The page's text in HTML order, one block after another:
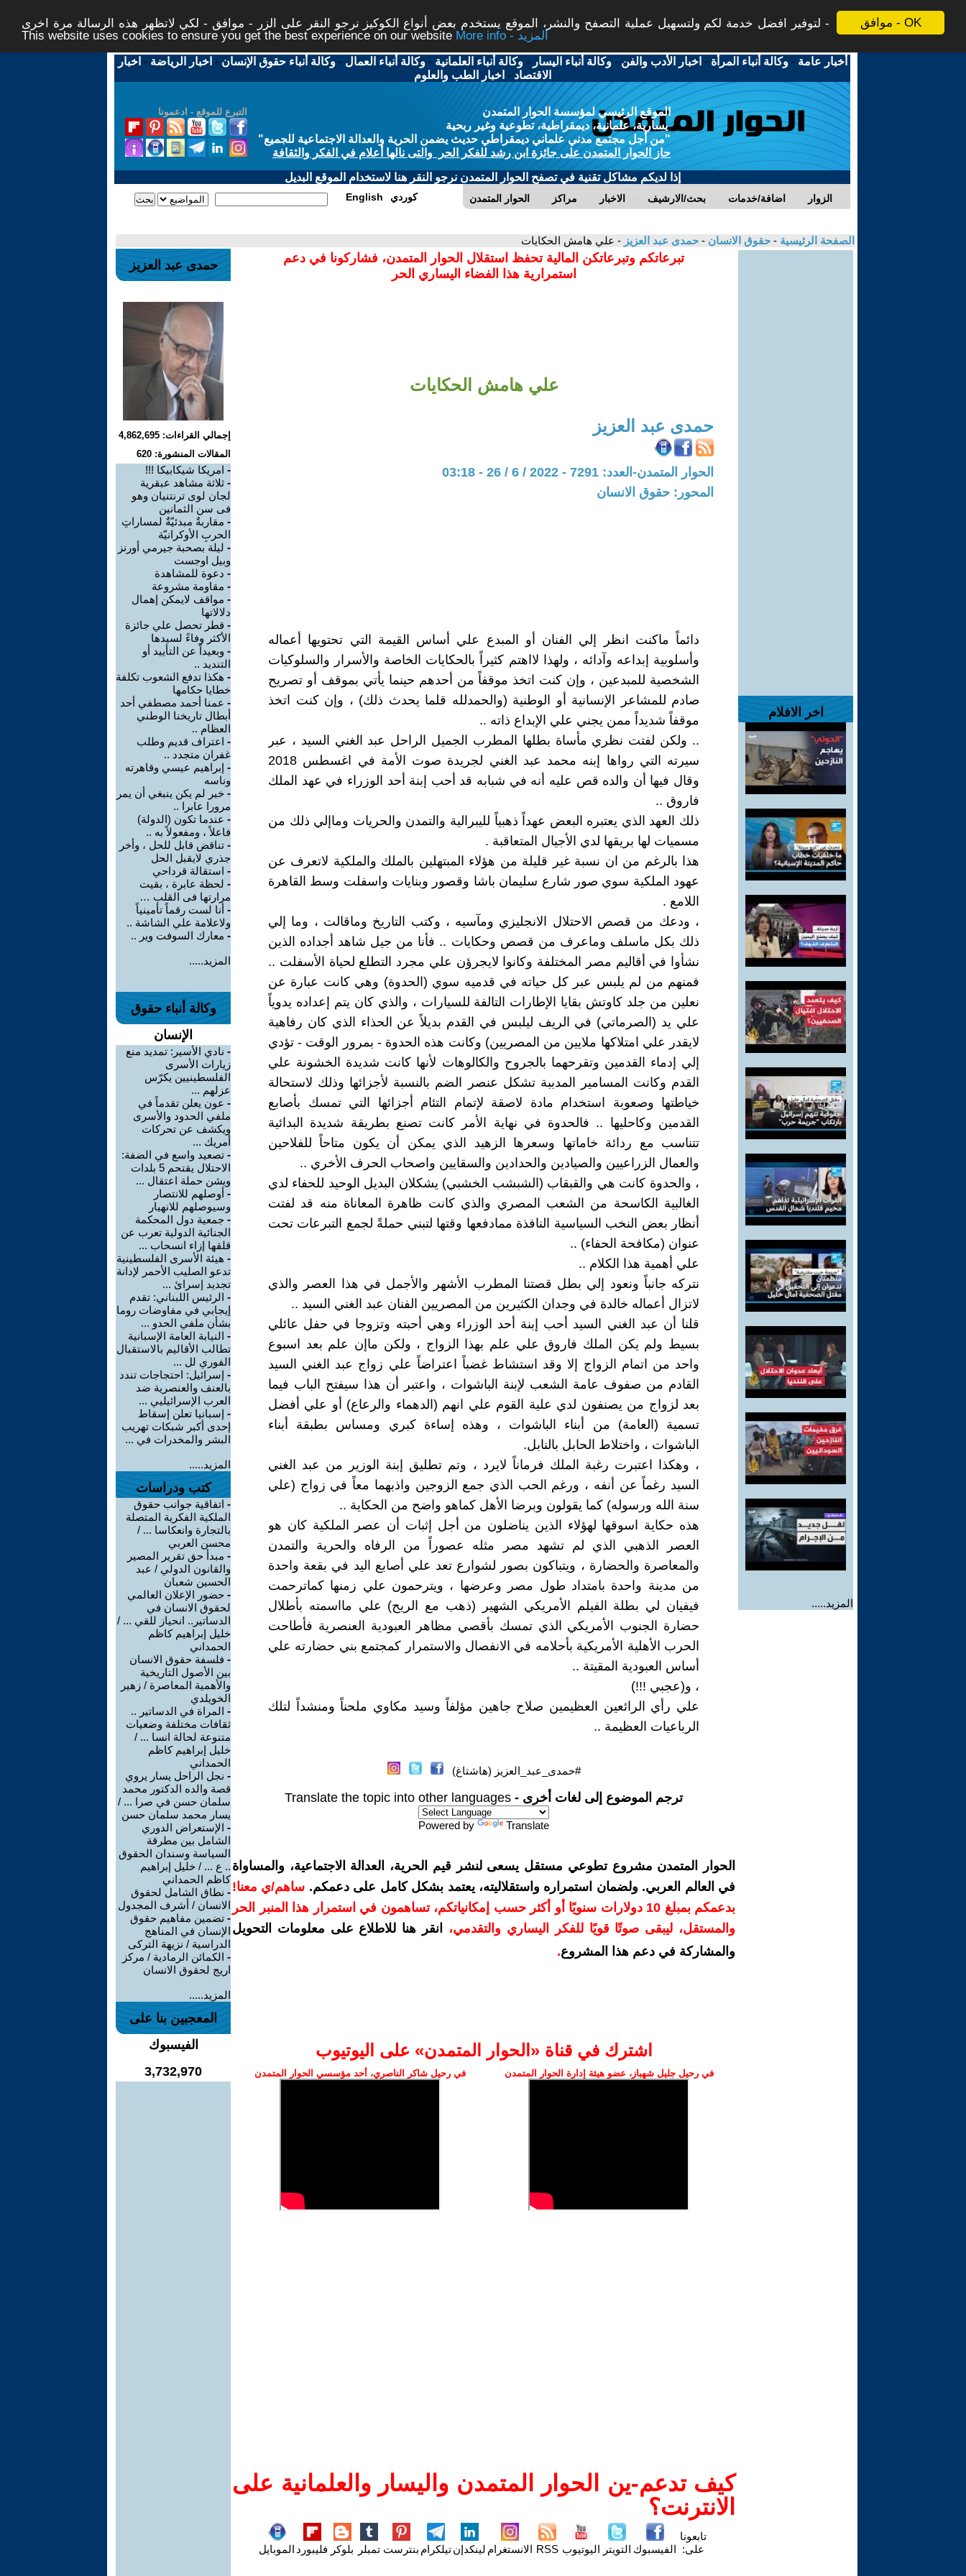
موافق - OK
لتوفير افضل خدمة لكم ولتسهيل عملية التصفح والنشر، الموقع يستخدم بعض أنواع الكوكيز نرجو النقر على الزر - موافق - لكي لاتظهر هذه الرسالة مرة اخرى -
This website uses cookies to ensure you get the best experience on our website
More info - المزيد
أخبار عامة -وكالة أنباء المرأة - اخبار الأدب والفن -وكالة أنباء اليسار -وكالة أنباء العلمانية -وكالة أنباء العمال -وكالة أنباء حقوق الإنسان - اخبار الرياضة - اخبار
الاقتصاد - اخبار الطب والعلوم
التبرع للموقع - ادعمونا
الموقع الرئيسي لمؤسسة الحوار المتمدن
يسارية، علمانية، ديمقراطية، تطوعية وغير ربحية
"من أجل مجتمع مدني علماني ديمقراطي حديث يضمن الحرية والعدالة الاجتماعية للجميع"
حاز الحوار المتمدن على جائزة ابن رشد للفكر الحر والتى نالها أعلام في الفكر والثقافة
إذا لديكم مشاكل تقنية في تصفح الحوار المتمدن نرجو النقر هنا لاستخدام الموقع البديل
الحوار المتمدن مراكز الاخبار بحث/الارشيف اضافة/خدمات الزوار English كوردي
الصفحة الرئيسية - حقوق الانسان - حمدى عبد العزيز - علي هامش الحكايات
اخر الافلام
المزيد.....
تبرعاتكم وتبرعاتكن المالية تحفظ استقلال الحوار المتمدن، فشاركونا في دعم
استمرارية هذا الفضاء اليساري الحر
علي هامش الحكايات
حمدى عبد العزيز
الحوار المتمدن-العدد: 7291 - 2022 / 6 / 26 - 03:18
المحور: حقوق الانسان
دائماً ماكنت انظر إلي الفنان أو المبدع علي أساس القيمة التي تحتويها أعماله
وأسلوبية إبداعه وآدائه ، ولهذا لااهتم كثيراً بالحكايات الخاصة والأسرار والسلوكيات
الشخصية للمبدعين ، وإن كنت اتخذ موقفاً من أحدهم حينما يأتي بموقف أو تصريح
صادم للمشاعر الإنسانية أو الوطنية (والحمدلله قلما يحدث ذلك) ، وإن كنت اتخذ
موقفاً شديداً ممن يجني علي الإبداع ذاته ..
.. ولكن لفتت نظري مأساة بطلها المطرب الجميل الراحل عبد الغني السيد ، عبر
سيرته التي رواها إبنه محمد عبد الغني لجريدة صوت الأمة في اغسطس 2018
وقال فيها أن والده قص عليه أنه في شبابه قد أحب إبنة أحد الوزراء في عهد الملك
فاروق ..
ذلك العهد الذي يعتبره البعض عهداً ذهبياً لليبرالية والتمدن والحريات وماإلي ذلك من
مسميات لها بريقها لدي الأجيال المتعاقبة .
هذا بالرغم من ان نسبة غير قليلة من هؤلاء المبتهلين بالملك والملكية لاتعرف عن
عهود الملكية سوي صور شارع سليمان باشا وقصور وبنايات واسفلت وسط القاهرة
اللامع .
، ودعك من قصص الاحتلال الانجليزي ومآسيه ، وكتب التاريخ وماقالت ، وما إلي
ذلك بكل ماسلف وماعرف من قصص وحكايات .. فأنا من جيل شاهد أجداده الذين
نشأوا في أقاليم مصر المختلفة وكانوا لايجرؤن علي مجرد التطلع لحياة الأسفلت ..
فمنهم من لم يلبس عبر كل حياته في قدميه سوي (الحدوة) وهي كانت عبارة عن
نعلين من جلد كاوتش بقايا الإطارات التالفة للسيارات ، والذي كان يتم إعداده يدوياً
علي يد (الصرماتي) في الريف ليلبس في القدم بديلاً عن الحذاء الذي كان رفاهية
لايقدر علي امتلاكها ملايين من المصريين) وكانت هذه الحدوة - بمرور الوقت - تؤدي
إلي إدماء القدمين وتقرحهما بالجروح والكالوهات لأنها كانت شديدة الخشونة علي
القدم وكانت المسامير المدببة تشكل عنصر الضم بالنسبة لأجزائها وذلك لاستحالة
خياطتها وصعوبة استخدام مادة لاصقة لإتمام التئام أجزائها التي تمسك بأصابع
القدمين وكاحليها .. فالحدوة في نهاية الأمر كانت تصنع بطريقة شديدة البدائية
تتناسب مع ردائة خاماتها وسعرها الزهيد الذي يمكن أن يكون متاحاً للفلاحين
والعمال الزراعيين والصيادين والحدادين والسقايين واصحاب الحرف الأخري ..
، والحدوة كانت هي والقبقاب (الشبشب الخشبي) يشكلان البديل الوحيد للحفاء لدي
الغالبية الكاسحة من الشعب المصري والذي كانت ظاهرة المعاناة منه قد لفتت
أنظار بعض النخب السياسية النافذة ممادفعها وقتها لتبني حملةً لجمع التبرعات تحت
عنوان (مكافحة الحفاء) ..
علي أهمية هذا الكلام ..
نتركه جانباً ونعود إلي بطل قصتنا المطرب الأشهر والأجمل في هذا العصر والذي
لاتزال أعماله خالدة في وجدان الكثيرين من المصريين الفنان عبد الغني السيد ..
قلنا أن عبد الغني السيد أحب إبنة أحد الوزراء وهي أحبته وتزوجا في حفل عائلي
بسيط ولم يكن الملك فاروق علي علم بهذا الزواج ، ولكن ماإن علم بعد اسبوع
واحد من اتمام الزواج إلا وقد استشاط غضباً اعتراضاً علي زواج عبد الغني السيد
القادم من صفوف عامة الشعب لإبنة الباشوات ، واعتبر أن هذا سيفتح الباب فيما
بعد لزواج من يصنفون لدي علية القوم علي انهم (الدهماء والرعاع) أو علي أفضل
تسمية (العامة) من أبناء الباشوات ، وهذه إساءة كبري ومساس بطبقة أبناء
الباشوات ، واختلاط الحابل بالنابل.
، وهكذا اعتبرت رغبة الملك فرماناً لايرد ، وتم تطليق إبنة الوزير من عبد الغني
السيد رغماً عن أنفه ، ورغم الحب الذي جمع الزوجين واذبهما معاً في زواج (علي
سنة الله ورسوله) كما يقولون وبرضا الأهل كماهو واضح من الحكاية ..
هذه حكاية اسوقها لهؤلاء الذين يناضلون من أجل إثبات أن عصر الملكية كان هو
العصر الذهبي الذي لم تشهد مصر مثله عصوراً من الرفاه والحرية والتمدن
والمعاصرة والحضارة ، ويتباكون بصور لشوارع تعد علي أصابع اليد في بقعة واحدة
من مدينة واحدة بامتداد طول مصر وعرضها ، ويترحمون علي زمنها كماترحمت
فيفيان لي بطلة الفيلم الأمريكي الشهير (ذهب مع الريح) علي مااسمته بأطلال
حضارة الجنوب الأمريكي الذي تمسك بأقصي مظاهر العبودية العنصرية فأطاحت
الحرب الأهلية الأمريكية بأحلامه في الانفصال والاستمرار كمجتمع بني حضارته علي
أساس العبودية المقيتة ..
، و(عجبي !!!)
علي رأي الرائعين العظيمين صلاح جاهين مؤلفاً وسيد مكاوي ملحناً ومنشداً لتلك
الرباعيات العظيمة ..
#حمدى_عبد_العزيز (هاشتاغ)
ترجم الموضوع إلى لغات أخرى - Translate the topic into other languages
Powered by Translate
الحوار المتمدن مشروع تطوعي مستقل يسعى لنشر قيم الحرية، العدالة الاجتماعية، والمساواة
في العالم العربي. ولضمان استمراره واستقلاليته، يعتمد بشكل كامل على دعمكم. ساهم/ي معنا!
بدعمكم بمبلغ 10 دولارات سنويًا أو أكثر حسب إمكانياتكم، تساهمون في استمرار هذا المنبر الحر
والمستقل، ليبقى صوتًا قويًا للفكر اليساري والتقدمي،
انقر هنا للاطلاع على معلومات التحويل
والمشاركة في دعم هذا المشروع.
اشترك في قناة ‫«الحوار المتمدن» على اليوتيوب
في رحيل جليل شهباز، عضو هيئة إدارة الحوار المتمدن في رحيل شاكر الناصري، أحد مؤسسي الحوار المتمدن
كيف تدعم-ين الحوار المتمدن واليسار والعلمانية على
الانترنت؟
تابعونا
على: الفيسبوك التويتر اليوتيوب RSS الانستغرام لينكدإنتيلكرام بنترست تمبلر بلوكر فليبورد الموبايل
حمدى عبد العزيز
إجمالي القراءات: 4,862,695
المقالات المنشورة: 620
- امريكا شيكابيكا !!!
- ثلاثة مشاهد عبقرية
لجان لوى ترنتنيان وهو
فى سن الثمانين
- مقاربةٌ مبدئيّةٌ لمساراتِ
الحربِ الأوكرانيّة
- ليلة بصحبة جيرمي أورنز
وبيل اوجست
- دعوة للمشاهدة
- مقاومة مشروعة
- مواقف لايمكن إهمال
دلالاتها
- قطر تحصل علي جائزة
الأكثر وفاءً لسيدها
- وبعيداً عن التأييد أو
التنديد ..
- هكذا تدفع الشعوب تكلفة
خطايا حكامها
- عمنا أحمد مصطفي أحد
أبطال تاريخنا الوطني
العظام ..
- اعتراف قديم وطلب
غفران متجدد ..
- إبراهيم عيسي وقاهرته
وناسه
- خبر لم يكن ينبغي أن يمر
مرورا عابرا ..
- عندما تكون (الدولة)
فاعلاً ، ومفعولاً به ..
- تناقض قابل للحل ، وأخر
جذري لايقبل الحل
- استقالة قرداحي
- لحظة عابرة ، بقيت
مرارتها فى القلب …
- أنا لست رقماً تأمينياً
ولاعلامة علي الشاشة ..
- معارك السوفت وير ..
المزيد.....
وكالة أنباء حقوق
الإنسان
- نادي الأسير: تمديد منع
زيارات الأسرى
الفلسطينيين يكرّس
عزلهم ...
- عون يعلن تقدماً في
ملفي الحدود والأسرى
ويكشف عن تحركات
أمريك ...
- تصعيد واسع في الضفة:
الاحتلال يقتحم 5 بلدات
ويشن حملة اعتقال ...
- أوصلهم للانتصار
وسيوصلهم للانهيار
- جمعية دول المحكمة
الجنائية الدولية تعرب عن
قلقها إزاء انسحاب ...
- هيئة الأسرى الفلسطينية
تدعو الصليب الأحمر لإدانة
تجديد إسرائ ...
- الرئيس اللبناني: تقدم
إيجابي في مفاوضات روما
بشأن ملفي الحدو ...
- النيابة العامة الإسبانية
تطالب الأقاليم بالاستقبال
الفوري لل ...
- إسرائيل: احتجاجات تندد
بالعنف والعنصرية ضد
العرب الإسرائيليي ...
- إسبانيا تعلن إسقاط
إحدى أكبر شبكات تهريب
البشر والمخدرات في ...
المزيد.....
كتب ودراسات
- اتفاقية جوانب حقوق
الملكية الفكرية المتصلة
بالتجارة وانعكاسا ... /
محسن العربي
- مبدأ حق تقرير المصير
والقانون الدولي / عبد
الحسين شعبان
- حضور الإعلان العالمي
لحقوق الانسان في
الدساتير.. انحياز للقي ... /
خليل إبراهيم كاظم
الحمداني
- فلسفة حقوق الانسان
بين الأصول التاريخية
والأهمية المعاصرة / زهير
الخويلدي
- المراة في الدساتير ..
ثقافات مختلفة وضعيات
متنوعة لحالة انسا ... /
خليل إبراهيم كاظم
الحمداني
- نجل الراحل يسار يروي
قصة والده الدكتور محمد
سلمان حسن في صرا ... /
يسار محمد سلمان حسن
- الإستعراض الدوري
الشامل بين مطرقة
السياسة وسندان الحقوق
.. ع ... / خليل إبراهيم
كاظم الحمداني
- نطاق الشامل لحقوق
الانسان / أشرف المجدول
- تضمين مفاهيم حقوق
الإنسان في المناهج
الدراسية / نزيهة التركى
- الكمائن الرمادية / مركز
اريج لحقوق الانسان
المزيد.....
المعجبين بنا على
الفيسبوك
3,732,970